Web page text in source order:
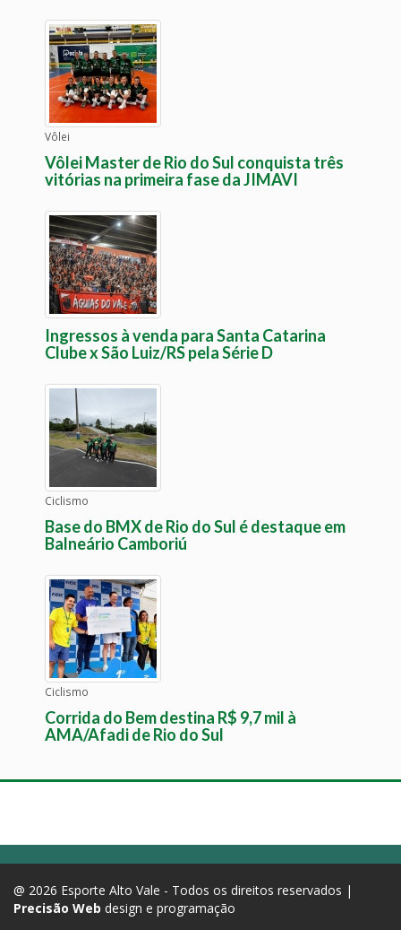
Vôlei
Vôlei Master de Rio do Sul conquista três
vitórias na primeira fase da JIMAVI
Ingressos à venda para Santa Catarina
Clube x São Luiz/RS pela Série D
Ciclismo
Base do BMX de Rio do Sul é destaque em
Balneário Camboriú
Ciclismo
Corrida do Bem destina R$ 9,7 mil à
AMA/Afadi de Rio do Sul
@ 2026 Esporte Alto Vale - Todos os direitos reservados |
Precisão Web design e programação